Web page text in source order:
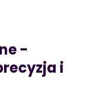
-
i